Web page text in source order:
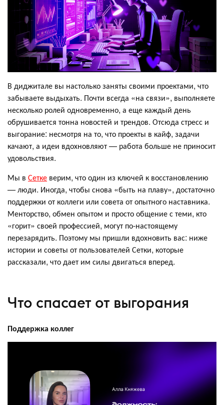
В диджитале вы настолько заняты своими проектами, что
забываете выдыхать. Почти всегда «на связи», выполняете
несколько ролей одновременно, а еще каждый день
обрушивается тонна новостей и трендов. Отсюда стресс и
выгорание: несмотря на то, что проекты в кайф, задачи
качают, а идеи вдохновляют — работа больше не приносит
удовольствия.
Мы в Сетке верим, что один из ключей к восстановлению
— люди. Иногда, чтобы снова «быть на плаву», достаточно
поддержки от коллеги или совета от опытного наставника.
Менторство, обмен опытом и просто общение с теми, кто
«горит» своей профессией, могут по-настоящему
перезарядить. Поэтому мы пришли вдохновить вас: ниже
истории и советы от пользователей Сетки, которые
рассказали, что дает им силы двигаться вперед.
Что спасает от выгорания
Поддержка коллег